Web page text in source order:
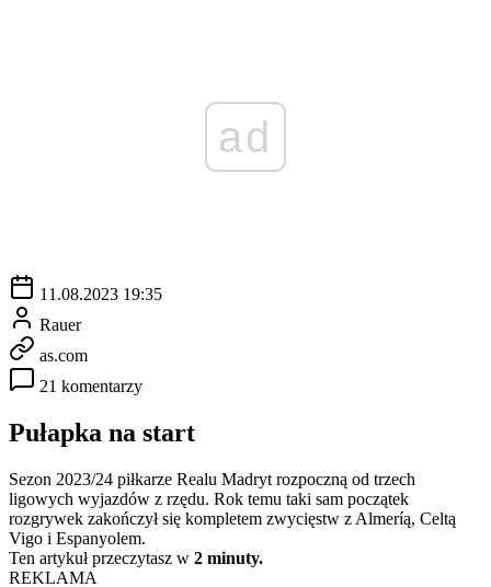
ad
11.08.2023 19:35
Rauer
as.com
21 komentarzy
Pułapka na start
Sezon 2023/24 piłkarze Realu Madryt rozpoczną od trzech
ligowych wyjazdów z rzędu. Rok temu taki sam początek
rozgrywek zakończył się kompletem zwycięstw z Almeríą, Celtą
Vigo i Espanyolem.
Ten artykuł przeczytasz w 2 minuty.
REKLAMA